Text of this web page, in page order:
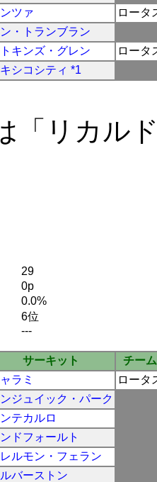
ツァ
ロータ
・トランブラン
キンズ・グレン
ロータ
キシコシティ *1
「リカル
29
0p
0.0%
6位
---
サーキット
チーム
ラミ
ロータ
ジュイック・パーク
テカルロ
ドフォールト
ルモン・フェラン
バーストン